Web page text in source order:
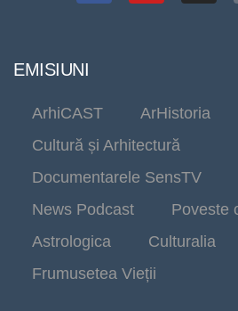
EMISIUNI
ArhiCAST
ArHistoria
Cultură și Arhitectură
Documentarele SensTV
News Podcast
Poveste
Astrologica
Culturalia
Frumusetea Vieții